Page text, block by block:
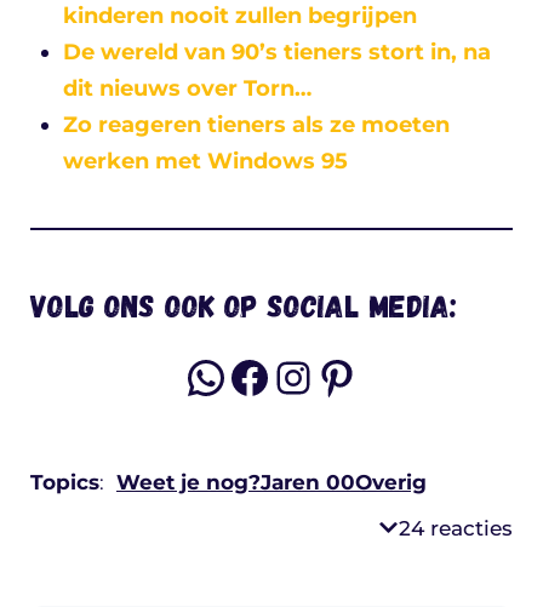
kinderen nooit zullen begrijpen
De wereld van 90’s tieners stort in, na
dit nieuws over Torn…
Zo reageren tieners als ze moeten
werken met Windows 95
Volg ons ook op social media:
WhatsApp
Facebook
Instagram
Pinterest
Topics: Weet je nog?Jaren 00Overig
24 reacties